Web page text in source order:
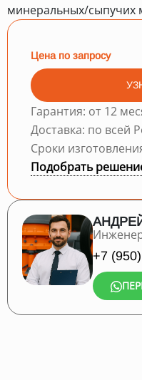
минеральных/сыпучих
Цена по запросу
Гарантия: от 12
Доставка: по всей
Сроки
Подобрать
+7